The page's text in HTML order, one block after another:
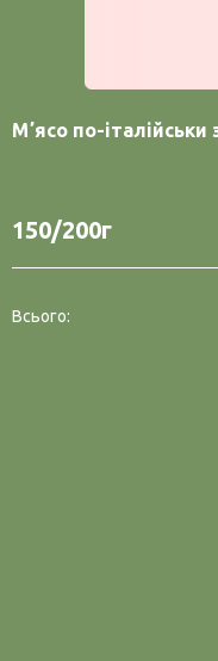
Мʼясо по-
150/200г
Всього: